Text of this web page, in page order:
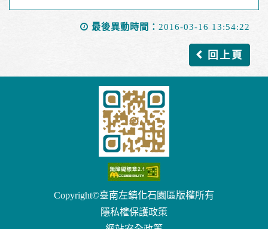
最後異動時間： 2016-03-16 13:54:22
回上頁
Copyright©臺南左鎮化石園區版權所有
隱私權保護政策